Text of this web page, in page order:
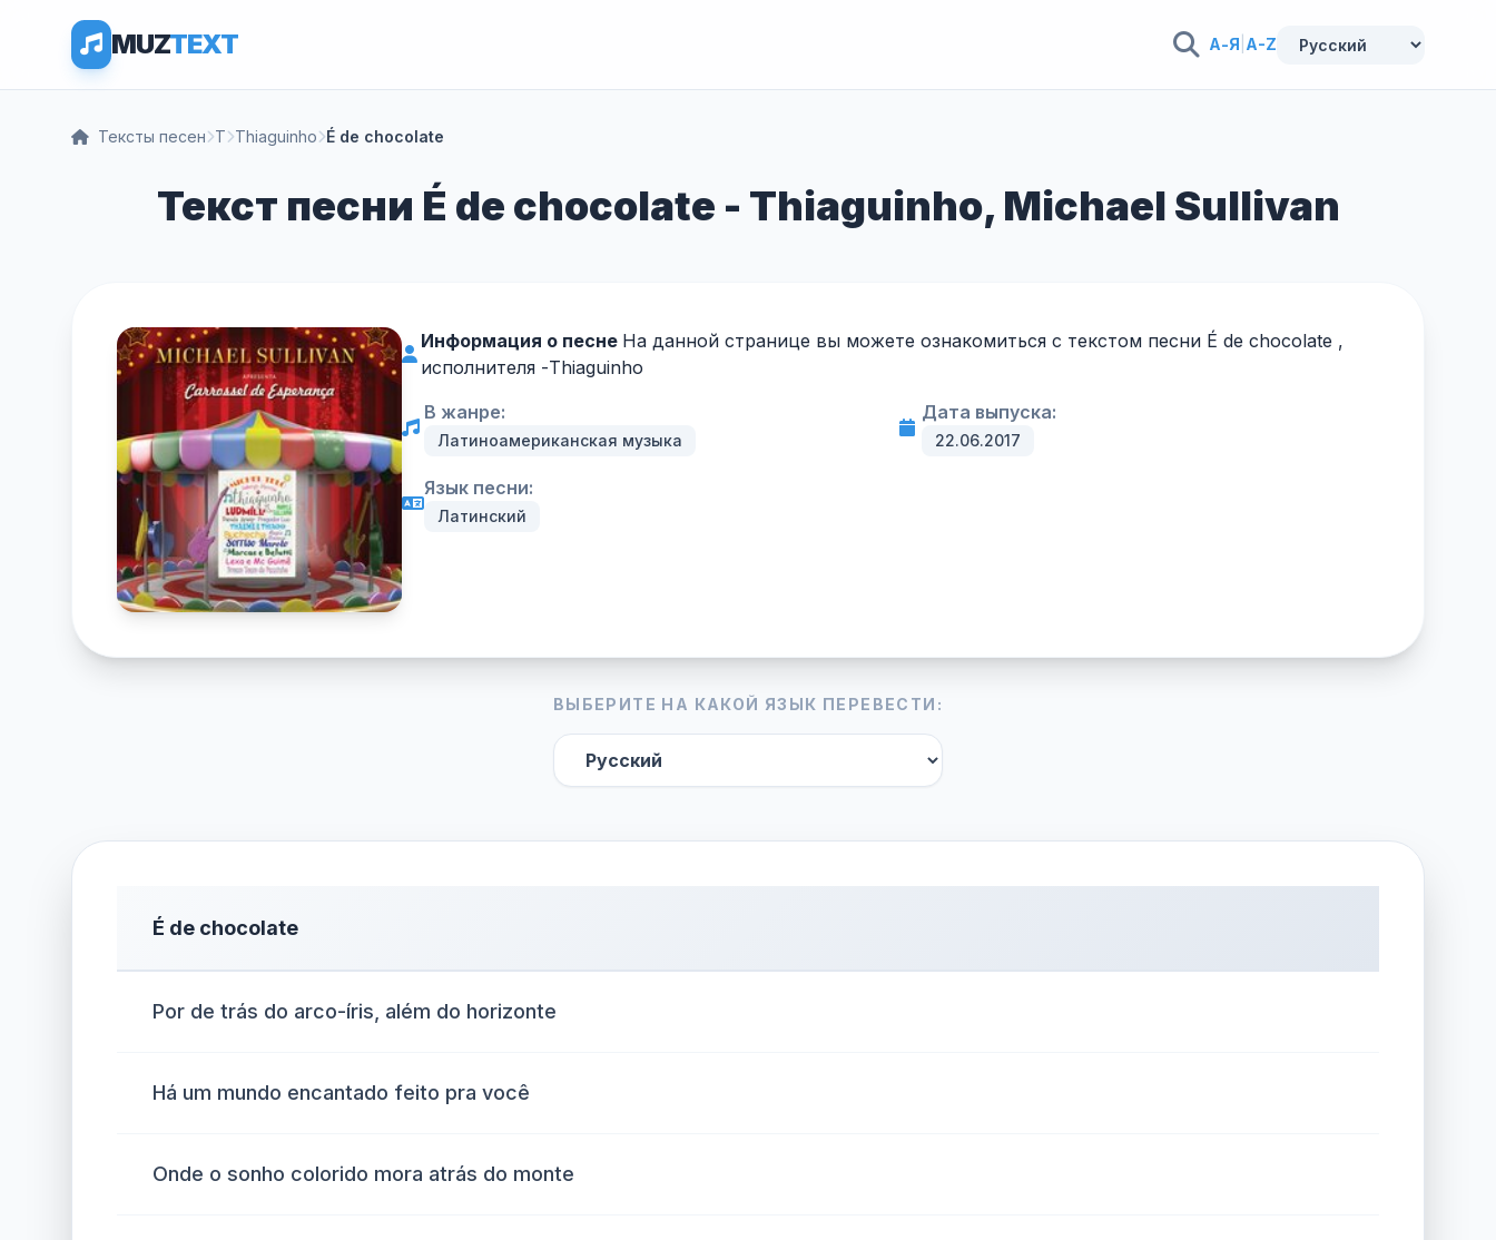
MUZTEXT А-Я A-Z
Тексты песен T Thiaguinho É de chocolate
Текст песни É de chocolate - Thiaguinho, Michael Sullivan
Информация о песне На данной странице вы можете ознакомиться с текстом песни É de chocolate ,
исполнителя -Thiaguinho
В жанре:
Латиноамериканская музыка
Дата выпуска:
22.06.2017
Язык песни:
Латинский
ВЫБЕРИТЕ НА КАКОЙ ЯЗЫК ПЕРЕВЕСТИ:
É de chocolate
Por de trás do arco-íris, além do horizonte
Há um mundo encantado feito pra você
Onde o sonho colorido mora atrás do monte